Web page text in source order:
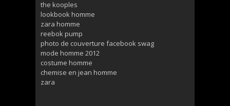
the kooples
lookbook homme
zara homme
reebok pump
photo de couverture facebook swag
mode homme 2012
costume homme
chemise en jean homme
zara